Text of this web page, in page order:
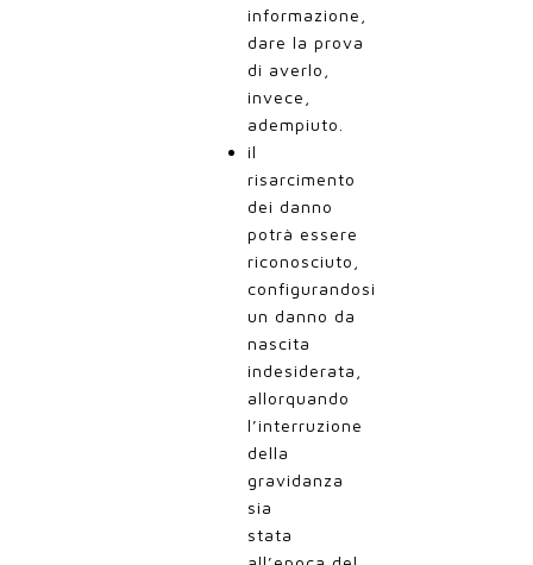
informazione,
dare la prova
di averlo,
invece,
adempiuto.
il
risarcimento
dei danno
potrà essere
riconosciuto,
configurandosi
un danno da
nascita
indesiderata,
allorquando
l’interruzione
della
gravidanza
sia
stata